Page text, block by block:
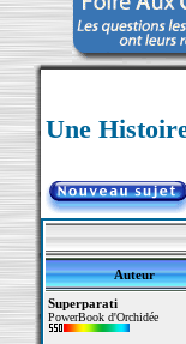
Une
Auteur
Superparati
PowerBook d'Orchidée